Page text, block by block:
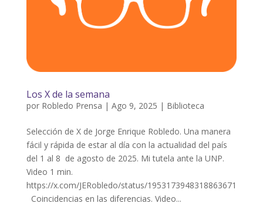
Los X de la semana
por Robledo Prensa | Ago 9, 2025 | Biblioteca
Selección de X de Jorge Enrique Robledo. Una manera
fácil y rápida de estar al día con la actualidad del país
del 1 al 8 de agosto de 2025. Mi tutela ante la UNP.
Video 1 min.
https://x.com/JERobledo/status/1953173948318863671
Coincidencias en las diferencias. Video...